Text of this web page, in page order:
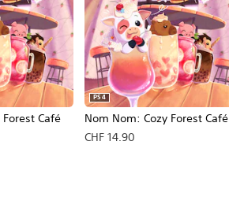
Café Nom Nom: Cozy Forest Café
PS4
CHF 14.90